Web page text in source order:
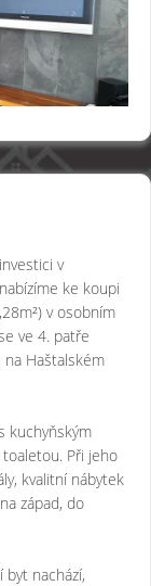
v
ke koupi
v osobním
ve 4. patře
Haštalském
kuchyňským
Při jeho
kvalitní nábytek
západ, do
nachází,